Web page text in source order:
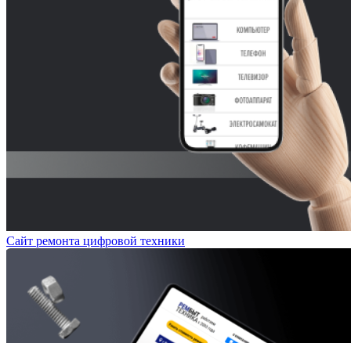
Сайт ремонта цифровой техники